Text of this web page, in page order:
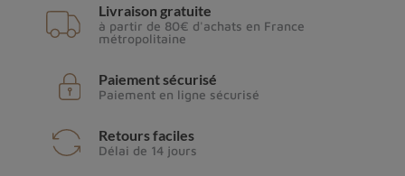
Livraison gratuite
à partir de 80€ d'achats en France
métropolitaine
Paiement sécurisé
Paiement en ligne sécurisé
Retours faciles
Délai de 14 jours